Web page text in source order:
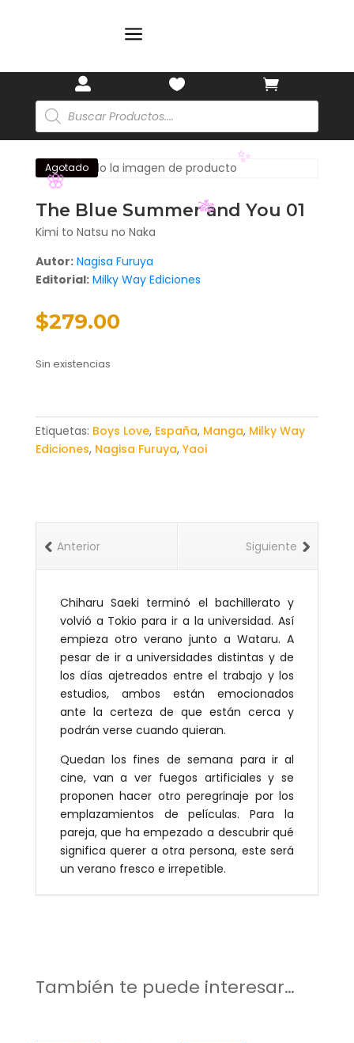
a
 

Búsqueda
de
productos
Agotado
The Blue Summer and You 01
Kimi to Natsu no Naka
Autor: Nagisa Furuya
Editorial: Milky Way Ediciones
$279.00
Sin existencias
Etiquetas: Boys Love, España, Manga, Milky Way
Ediciones, Nagisa Furuya, Yaoi
Siguiente
Anterior
Chiharu Saeki terminó el bachillerato y
volvió a Tokio para ir a la universidad. Así
empieza otro verano junto a Wataru. A
pesar de ir a universidades distintas y de
los días ajetreados entre el trabajo y los
estudios, ambos están emocionados
ante la certeza de que están cerca y
podrán verse cuando quieran.
Quedan los fines de semana para ir al
cine, van a ver fuegos artificiales y se
proponen hacer otro peregrinaje por los
emplazamientos de películas. Para la
pareja, que ha empezado a descubrir qué
significa querer a otra persona, este será
un verano fresco e irrepetible.
También te puede interesar…
🎋
✨